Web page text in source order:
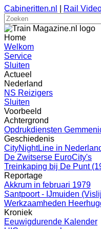
Cabineritten.nl Rail
Home
Welkom
Service
Sluiten
Actueel
Nederland
NS Reizigers
Sluiten
Voorbeeld
Achtergrond
Opdrukdiensten
Geschiedenis
CityNightLine in
De Zwitserse EuroCity's
Treinkaping bij De Punt
Reportage
Akkrum in februari 1979
Santpoort - IJmuiden
Werkzaamheden
Kroniek
Eeuwigdurende Kalender